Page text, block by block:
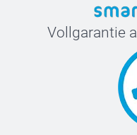
Vollgarantie